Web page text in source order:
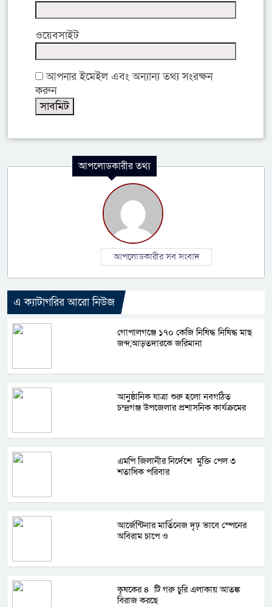
ওয়েবসাইট
আপনার ইমেইল এবং অন্যান্য তথ্য সংরক্ষন
করুন
আপলোডকারীর তথ্য
আপলোডকারীর সব সংবাদ
এ ক্যাটাগরির আরো নিউজ
গোপালগঞ্জে ১৭০ কেজি নিষিদ্ধ নিষিদ্ধ মাছ
জব্দ,আড়তদারকে জরিমানা
আনুষ্ঠানিক যাত্রা শুরু হলো নবগঠিত
চন্দ্রগঞ্জ উপজেলার প্রশাসনিক কার্যক্রমের
এমপি জিলানীর নির্দেশে মুক্তি পেল ৩
শতাধিক পরিবার
আর্জেন্টিনার মার্তিনেজ দৃঢ় ভাবে স্পেনের
অবিরাম চাপে ও
কৃষকের ৪ টি গরু চুরি এলাকায় আতঙ্ক
বিরাজ করছে